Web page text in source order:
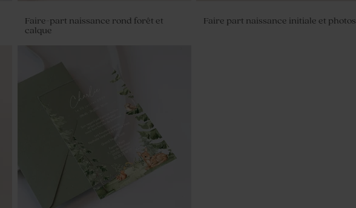
Contenant dragées baptême tissu vert
Faire-part naissance rond forêt et
calque
Faire part naissance initiale et photos